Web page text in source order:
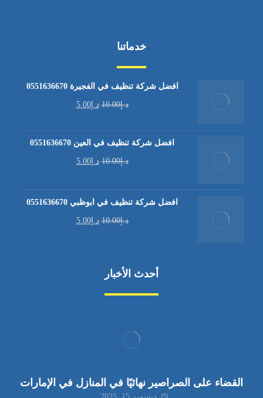
خدماتنا
افضل شركة تنظيف في الفجيرة 0551636670
د.إ10.00 د.إ5.00
افضل شركة تنظيف في العين 0551636670
د.إ10.00 د.إ5.00
افضل شركة تنظيف في ابوظبي 0551636670
د.إ10.00 د.إ5.00
أحدث الأخبار
القضاء على الصراصير نهائيًا في المنازل في الإمارات